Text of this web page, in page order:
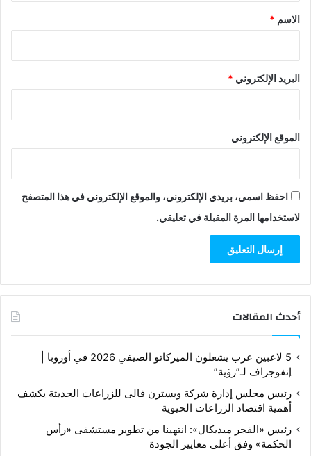
*
الاسم *
البريد الإلكتروني *
الموقع الإلكتروني
احفظ اسمي، بريدي الإلكتروني، والموقع الإلكتروني في هذا المتصفح
لاستخدامها المرة المقبلة في تعليقي.
أحدث المقالات
5 لاعبين عرب يشعلون الميركاتو الصيفي 2026 في أوروبا |
إنفوجراف لـ”رؤية”
رئيس مجلس إدارة شركة ويسترن فالى للزراعات الحديثة يكشف
أهمية اقتصاد الزراعات الحيوية
رئيس «الفجر ميديكال»: انتهينا من تطوير مستشفى «رأس
الحكمة» وفق أعلى معايير الجودة